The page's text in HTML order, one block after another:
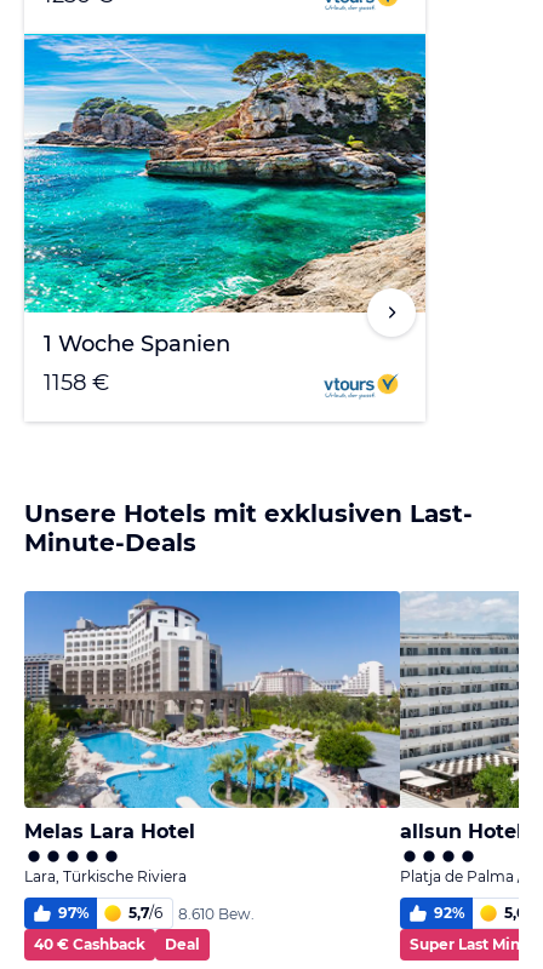
1 Woche Spanien
1158 €
Unsere Hotels mit exklusiven Last-
Minute-Deals
Melas Lara Hotel
Lara, Türkische Riviera
97% 5,7/6
8.610 Bew.
40 € Cashback
Deal
allsun Hotel
Platja de Palma /
92% 5,0
Super Last